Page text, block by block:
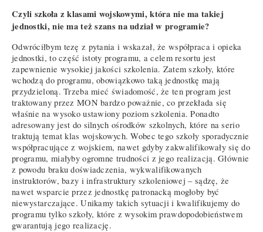
Czyli szkoła z klasami wojskowymi, która nie ma takiej
jednostki, nie ma też szans na udział w programie?
Odwróciłbym tezę z pytania i wskazał, że współpraca i opieka
jednostki, to część istoty programu, a celem resortu jest
zapewnienie wysokiej jakości szkolenia. Zatem szkoły, które
wchodzą do programu, obowiązkowo taką jednostkę mają
przydzieloną. Trzeba mieć świadomość, że ten program jest
traktowany przez MON bardzo poważnie, co przekłada się
właśnie na wysoko ustawiony poziom szkolenia. Ponadto
adresowany jest do silnych ośrodków szkolnych, które na serio
traktują temat klas wojskowych. Wobec tego szkoły sporadycznie
współpracujące z wojskiem, nawet gdyby zakwalifikowały się do
programu, miałyby ogromne trudności z jego realizacją. Głównie
z powodu braku doświadczenia, wykwalifikowanych
instruktorów, bazy i infrastruktury szkoleniowej – sądzę, że
nawet wsparcie przez jednostkę patronacką mogłoby być
niewystarczające. Unikamy takich sytuacji i kwalifikujemy do
programu tylko szkoły, które z wysokim prawdopodobieństwem
gwarantują jego realizację.